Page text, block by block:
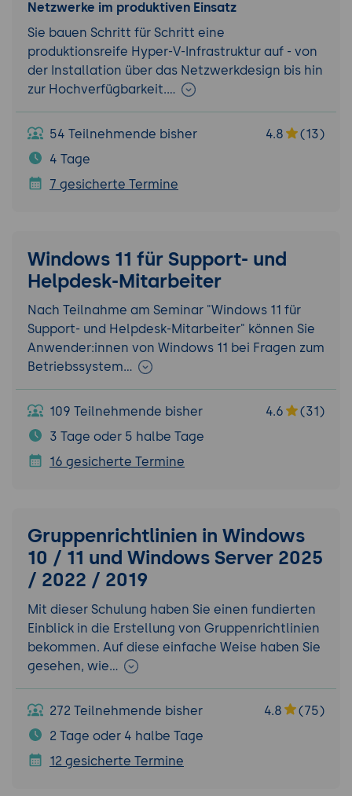
Netzwerke im produktiven Einsatz
Sie bauen Schritt für Schritt eine
produktionsreife Hyper-V-Infrastruktur auf - von
der Installation über das Netzwerkdesign bis hin
zur Hochverfügbarkeit.…
54 Teilnehmende bisher 4.8
(13)
4 Tage
7 gesicherte Termine
Windows 11 für Support- und
Helpdesk-Mitarbeiter
Nach Teilnahme am Seminar "Windows 11 für
Support- und Helpdesk-Mitarbeiter" können Sie
Anwender:innen von Windows 11 bei Fragen zum
Betriebssystem…
109 Teilnehmende bisher 4.6
(31)
3 Tage oder 5 halbe Tage
16 gesicherte Termine
Gruppenrichtlinien in Windows
10 / 11 und Windows Server 2025
/ 2022 / 2019
Mit dieser Schulung haben Sie einen fundierten
Einblick in die Erstellung von Gruppenrichtlinien
bekommen. Auf diese einfache Weise haben Sie
gesehen, wie…
272 Teilnehmende bisher 4.8
(75)
2 Tage oder 4 halbe Tage
12 gesicherte Termine